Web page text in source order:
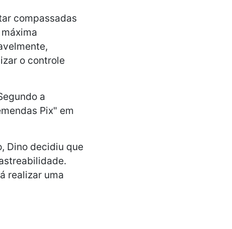
compassadas
o controle
a
Pix" em
Dino decidiu que
realizar uma